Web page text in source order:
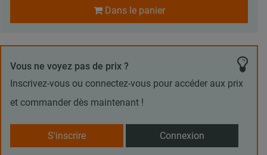
Dans le panier
Vous ne voyez pas de prix ?
Inscrivez-vous ou connectez-vous pour accéder aux prix
et commander dès maintenant !
S'inscrire Connexion